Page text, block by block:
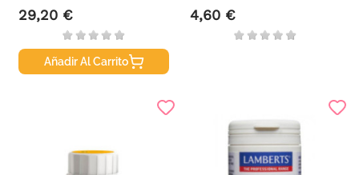
Precio
29,20 €
Añadir Al Carrito
Precio
4,60 €